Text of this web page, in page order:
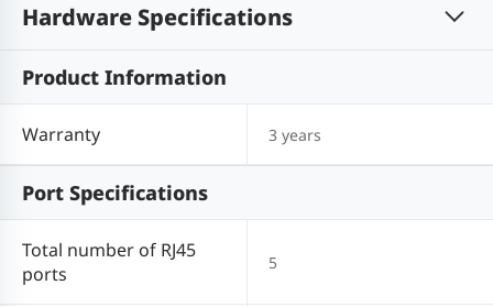
Hardware Specifications
Product Information
Warranty 3 years
Port Specifications
Total number of RJ45
ports
5